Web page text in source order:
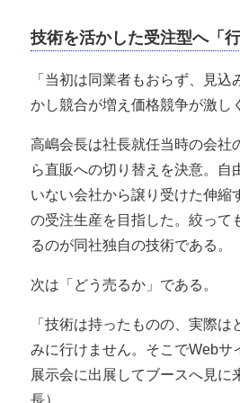
技術を活かした受注型へ「
「当初は同業者もおらず、見
かし競合が増え価格競争が激
高嶋会長は社長就任当時の会社
ら直販への切り替えを決意。
いない会社から譲り受けた伸縮
の受注生産を目指した。絞って
るのが同社独自の技術である。
次は「どう売るか」である。
「技術は持ったものの、実際
みに行けません。そこでWebサ
展示会に出展してブースへ見